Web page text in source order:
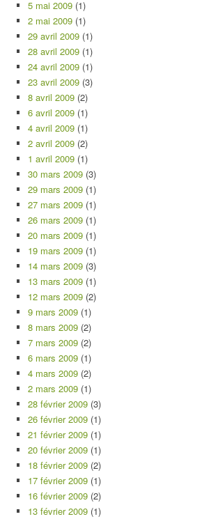
5 mai 2009 (1)
2 mai 2009 (1)
29 avril 2009 (1)
28 avril 2009 (1)
24 avril 2009 (1)
23 avril 2009 (3)
8 avril 2009 (2)
6 avril 2009 (1)
4 avril 2009 (1)
2 avril 2009 (2)
1 avril 2009 (1)
30 mars 2009 (3)
29 mars 2009 (1)
27 mars 2009 (1)
26 mars 2009 (1)
20 mars 2009 (1)
19 mars 2009 (1)
14 mars 2009 (3)
13 mars 2009 (1)
12 mars 2009 (2)
9 mars 2009 (1)
8 mars 2009 (2)
7 mars 2009 (2)
6 mars 2009 (1)
4 mars 2009 (2)
2 mars 2009 (1)
28 février 2009 (3)
26 février 2009 (1)
21 février 2009 (1)
20 février 2009 (1)
18 février 2009 (2)
17 février 2009 (1)
16 février 2009 (2)
13 février 2009 (1)